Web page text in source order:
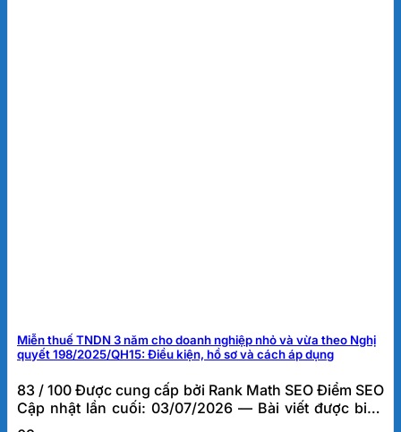
Miễn thuế TNDN 3 năm cho doanh nghiệp nhỏ và vừa theo Nghị
quyết 198/2025/QH15: Điều kiện, hồ sơ và cách áp dụng
83 / 100 Được cung cấp bởi Rank Math SEO Điểm SEO
Cập nhật lần cuối: 03/07/2026 — Bài viết được biên
soạn bởi đội ngũ tư vấn thuế FATO, dựa trên kinh